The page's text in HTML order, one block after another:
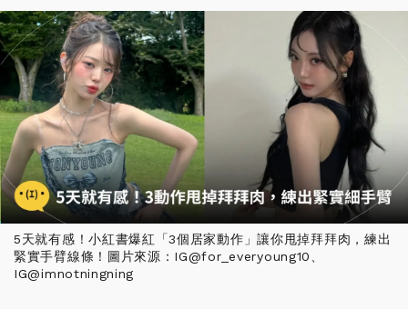
5天就有感！小紅書爆紅「3個居家動作」讓你甩掉拜拜肉，練出
緊實手臂線條！圖片來源：IG@for_everyoung10、
IG@imnotningning